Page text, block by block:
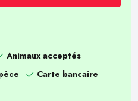
Animaux acceptés
Carte bancaire